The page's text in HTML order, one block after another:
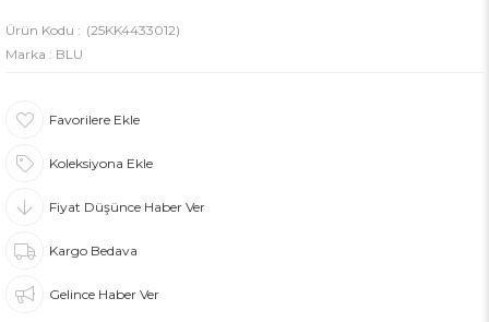
(25KK4433012)
Marka : BLU
Favorilere Ekle
Koleksiyona Ekle
Fiyat Düşünce Haber Ver
Kargo Bedava
Gelince Haber Ver